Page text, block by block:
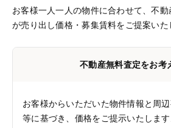
お客様一人一人の物件に合わせて、不動
が売り出し価格・募集賃料をご提案いた
不動産無料査定をお考
お客様からいただいた物件情報と周
等に基づき、価格をご提示いたします